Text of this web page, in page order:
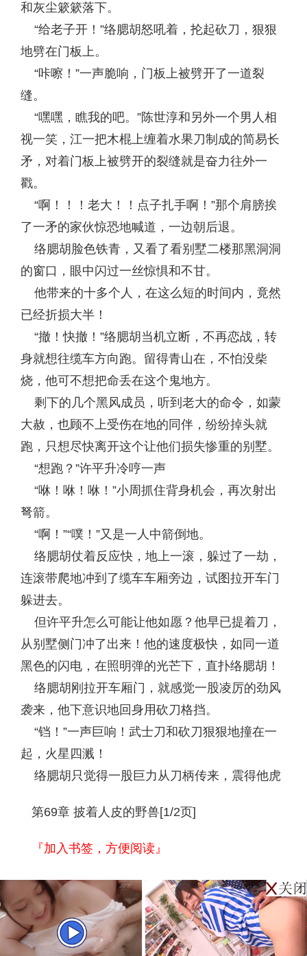
和灰尘簌簌落下。
“给老子开！”络腮胡怒吼着，抡起砍刀，狠狠
地劈在门板上。
“咔嚓！”一声脆响，门板上被劈开了一道裂
缝。
“嘿嘿，瞧我的吧。”陈世淳和另外一个男人相
视一笑，江一把木棍上缠着水果刀制成的简易长
矛，对着门板上被劈开的裂缝就是奋力往外一
戳。
“啊！！！老大！！点子扎手啊！”那个肩膀挨
了一矛的家伙惊恐地喊道，一边朝后退。
络腮胡脸色铁青，又看了看别墅二楼那黑洞洞
的窗口，眼中闪过一丝惊惧和不甘。
他带来的十多个人，在这么短的时间内，竟然
已经折损大半！
“撤！快撤！”络腮胡当机立断，不再恋战，转
身就想往缆车方向跑。留得青山在，不怕没柴
烧，他可不想把命丢在这个鬼地方。
剩下的几个黑风成员，听到老大的命令，如蒙
大赦，也顾不上受伤在地的同伴，纷纷掉头就
跑，只想尽快离开这个让他们损失惨重的别墅。
“想跑？”许平升冷哼一声
“咻！咻！咻！”小周抓住背身机会，再次射出
弩箭。
“啊！”“噗！”又是一人中箭倒地。
络腮胡仗着反应快，地上一滚，躲过了一劫，
连滚带爬地冲到了缆车车厢旁边，试图拉开车门
躲进去。
但许平升怎么可能让他如愿？他早已提着刀，
从别墅侧门冲了出来！他的速度极快，如同一道
黑色的闪电，在照明弹的光芒下，直扑络腮胡！
络腮胡刚拉开车厢门，就感觉一股凌厉的劲风
袭来，他下意识地回身用砍刀格挡。
“铛！”一声巨响！武士刀和砍刀狠狠地撞在一
起，火星四溅！
络腮胡只觉得一股巨力从刀柄传来，震得他虎
第69章 披着人皮的野兽[1/2页]
『加入书签，方便阅读』